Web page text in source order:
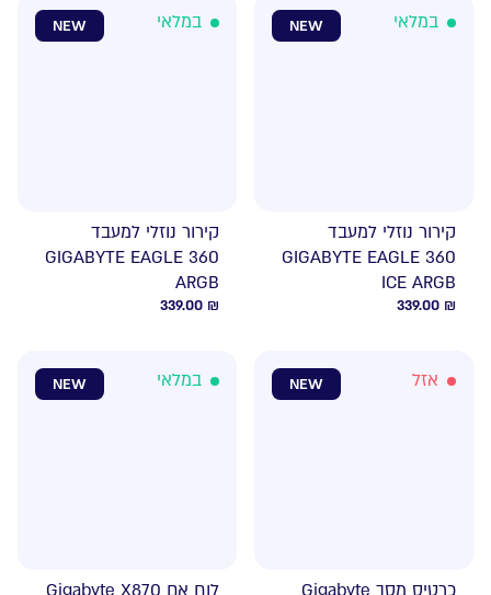
NEW במלאי
קירור נוזלי למעבד
GIGABYTE EAGLE 360
ICE ARGB
339.00 ₪
NEW במלאי
קירור נוזלי למעבד
GIGABYTE EAGLE 360
ARGB
339.00 ₪
NEW אזל NEW במלאי